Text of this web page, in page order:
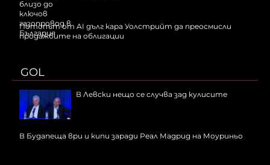
Потопът от AI дълг кара Уолстрийт да преосмисли
продажбите на облигации
GOL
В Левски нещо се случва зад кулисите
В Будапеща ври и кипи заради Реал Мадрид на Моуриньо